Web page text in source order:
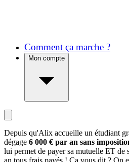
Comment ça marche ?
Mon compte
Depuis qu'Alix accueille un étudiant
dégage 6 000 € par an sans
lui permet de payer sa mutuelle ET de